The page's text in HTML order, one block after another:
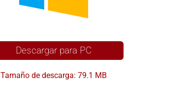
Descargar para PC
Tamaño de descarga: 79.1 MB